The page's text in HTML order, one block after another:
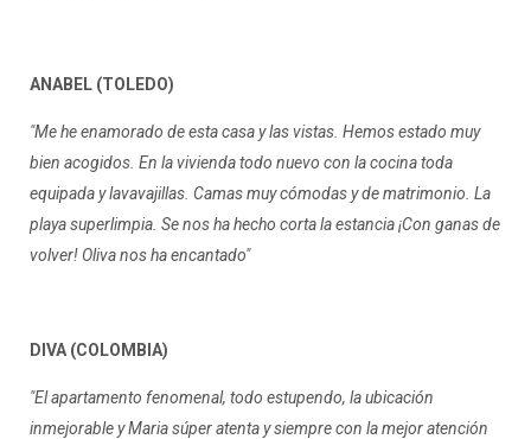
ANABEL (TOLEDO)
"Me he enamorado de esta casa y las vistas. Hemos estado muy
bien acogidos. En la vivienda todo nuevo con la cocina toda
equipada y lavavajillas. Camas muy cómodas y de matrimonio. La
playa superlimpia. Se nos ha hecho corta la estancia ¡Con ganas de
volver! Oliva nos ha encantado"
DIVA (COLOMBIA)
"El apartamento fenomenal, todo estupendo, la ubicación
inmejorable y Maria súper atenta y siempre con la mejor atención